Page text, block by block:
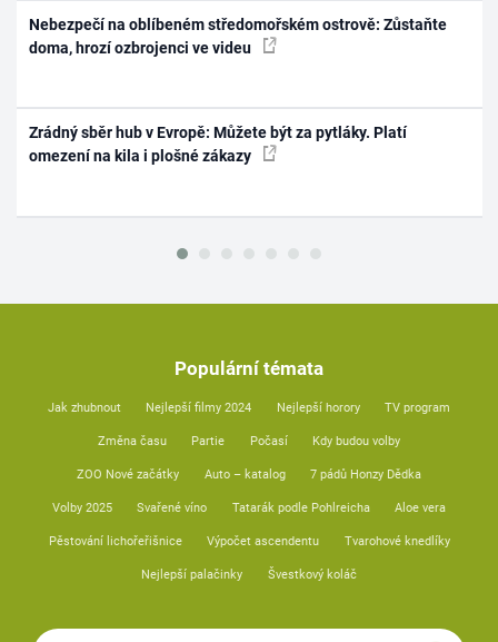
Nebezpečí na oblíbeném středomořském ostrově: Zůstaňte
doma, hrozí ozbrojenci ve videu
Zrádný sběr hub v Evropě: Můžete být za pytláky. Platí
omezení na kila i plošné zákazy
Populární témata
Jak zhubnout Nejlepší filmy 2024 Nejlepší horory TV program
Změna času Partie Počasí Kdy budou volby
ZOO Nové začátky Auto – katalog 7 pádů Honzy Dědka
Volby 2025 Svařené víno Tatarák podle Pohlreicha Aloe vera
Pěstování lichořeřišnice Výpočet ascendentu Tvarohové knedlíky
Nejlepší palačinky Švestkový koláč